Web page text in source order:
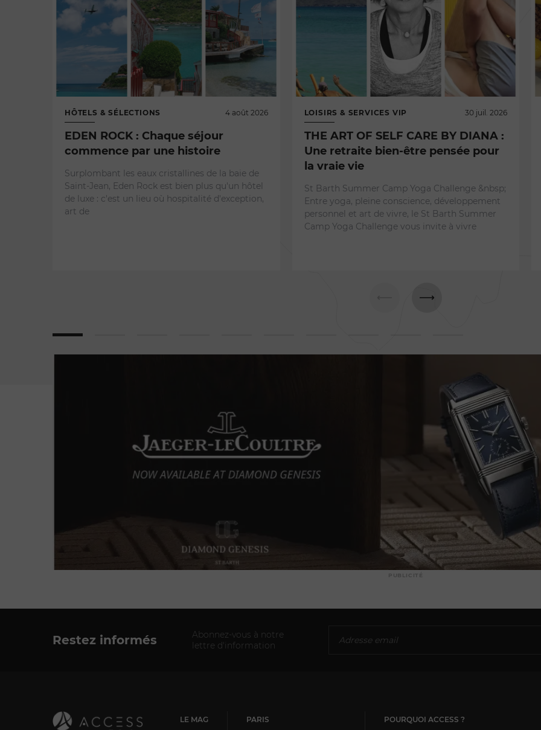
HÔTELS & SÉLECTIONS 4 août 2026
EDEN ROCK : Chaque séjour
commence par une histoire
Surplombant les eaux cristallines de la baie de
Saint-Jean, Eden Rock est bien plus qu'un hôtel
de luxe : c'est un lieu où hospitalité d'exception,
art de
LOISIRS & SERVICES VIP 30 juil. 2026
THE ART OF SELF CARE BY DIANA :
Une retraite bien-être pensée pour
la vraie vie
St Barth Summer Camp Yoga Challenge &nbsp;
Entre yoga, pleine conscience, développement
personnel et art de vivre, le St Barth Summer
Camp Yoga Challenge vous invite à vivre
Restez informés
Abonnez-vous à notre
lettre d'information
POURQUOI ACCESS ?